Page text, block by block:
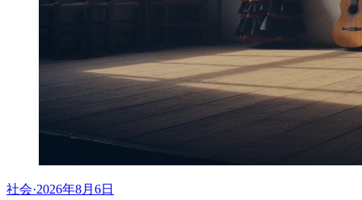
社会·2026年8月6日